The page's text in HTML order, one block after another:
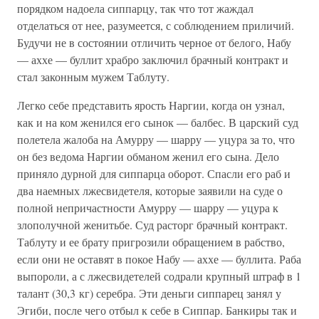
порядком надоела сиппарцу, так что тот жаждал
отделаться от нее, разумеется, с соблюдением приличий.
Будучи не в состоянии отличить черное от белого, Набу
— аххе — буллит храбро заключил брачный контракт и
стал законным мужем Таблуту.
Легко себе представить ярость Наргии, когда он узнал,
как и на ком женился его сынок — балбес. В царский суд
полетела жалоба на Амурру — шарру — yцypa за то, что
он без ведома Наргии обманом женил его сына. Дело
приняло дурной для сиппарца оборот. Спасли его раб и
два наемных лжесвидетеля, которые заявили на суде о
полной непричастности Амурру — шарру — уцура к
злополучной женитьбе. Суд расторг брачный контракт.
Таблуту и ее брату пригрозили обращением в рабство,
если они не оставят в покое Набу — аххе — буллита. Раба
выпороли, а с лжесвидетелей содрали крупный штраф в 1
талант (30,3 кг) серебра. Эти деньги сиппарец занял у
Эгиби, после чего отбыл к себе в Сиппар. Банкиры так и